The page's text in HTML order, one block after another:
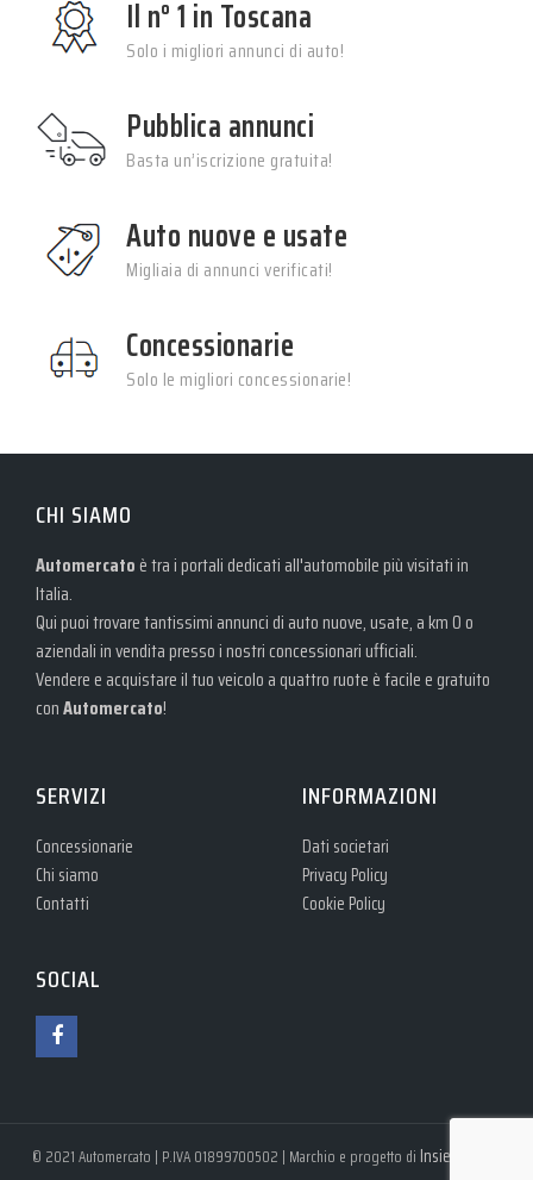
Il n° 1 in Toscana
Solo i migliori annunci di auto!
Pubblica annunci
Basta un’iscrizione gratuita!
Auto nuove e usate
Migliaia di annunci verificati!
Concessionarie
Solo le migliori concessionarie!
CHI SIAMO
Automercato è tra i portali dedicati all'automobile più visitati in
Italia.
Qui puoi trovare tantissimi annunci di auto nuove, usate, a km 0 o
aziendali in vendita presso i nostri concessionari ufficiali.
Vendere e acquistare il tuo veicolo a quattro ruote è facile e gratuito
conAutomercato!
SERVIZI
Concessionarie
Chi siamo
Contatti
INFORMAZIONI
Dati societari
Privacy Policy
Cookie Policy
SOCIAL
© 2021 Automercato | P.IVA 01899700502 | Marchio e progetto di Insieme S.r.l.